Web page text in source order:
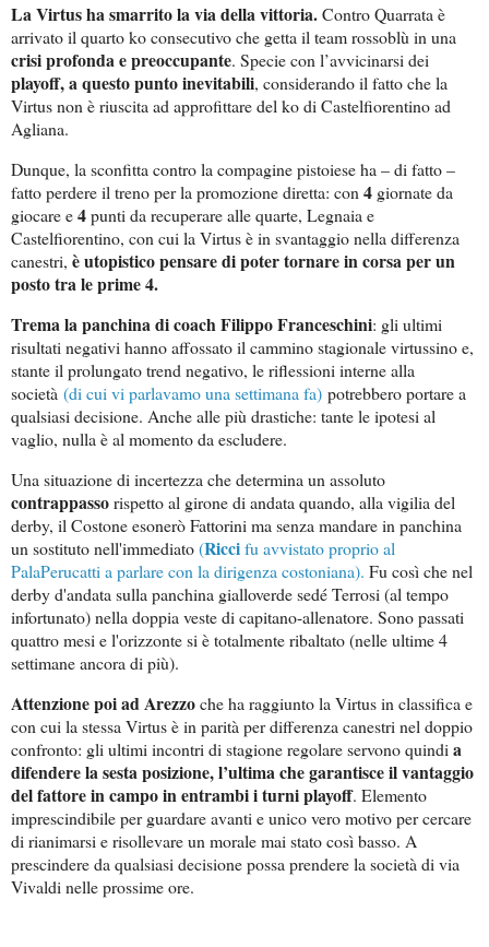
La Virtus ha smarrito la via della vittoria.Contro Quarrata è
arrivato il quarto ko consecutivo che getta il team rossoblù in una
crisi profonda e preoccupante. Specie con l’avvicinarsi dei
playoff, a questo punto inevitabili, considerando il fatto che la
Virtus non è riuscita ad approfittare del ko di Castelfiorentino ad
Agliana.
Dunque, la sconfitta contro la compagine pistoiese ha – di fatto –
fatto perdere il treno per la promozione diretta: con4 giornate da
giocare e4punti da recuperare alle quarte, Legnaia e
Castelfiorentino, con cui la Virtus è in svantaggio nella differenza
canestri, è utopistico pensare di poter tornare in corsa per un
posto tra le prime 4.
Trema la panchina di coach Filippo Franceschini: gli ultimi
risultati negativi hanno affossato il cammino stagionale virtussino e,
stante il prolungato trend negativo, le riflessioni interne alla
società (di cui vi parlavamo una settimana fa) potrebbero portare a
qualsiasi decisione. Anche alle più drastiche: tante le ipotesi al
vaglio, nulla è al momento da escludere.
Una situazione di incertezza che determina un assoluto
contrappassorispetto al girone di andata quando, alla vigilia del
derby, il Costone esonerò Fattorini ma senza mandare in panchina
un sostituto nell'immediato(Riccifu avvistato proprio al
PalaPerucatti a parlare con la dirigenza costoniana). Fu così che nel
derby d'andata sulla panchina gialloverde sedé Terrosi (al tempo
infortunato) nella doppia veste di capitano-allenatore. Sono passati
quattro mesi e l'orizzonte si è totalmente ribaltato (nelle ultime 4
settimane ancora di più).
Attenzione poi ad Arezzoche ha raggiunto la Virtus in classifica e
con cui la stessa Virtus è in parità per differenza canestri nel doppio
confronto: gli ultimi incontri di stagione regolare servono quindi a
difendere la sesta posizione, l’ultima che garantisce il vantaggio
del fattore in campo in entrambi i turni playoff. Elemento
imprescindibile per guardare avanti e unico vero motivo per cercare
di rianimarsi e risollevare un morale mai stato così basso. A
prescindere da qualsiasi decisione possa prendere la società di via
Vivaldi nelle prossime ore.